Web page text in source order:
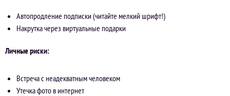
Автопродление подписки (читайте мелкий шрифт!)
Накрутка через виртуальные подарки
Личные риски:
Встреча с неадекватным человеком
Утечка фото в интернет